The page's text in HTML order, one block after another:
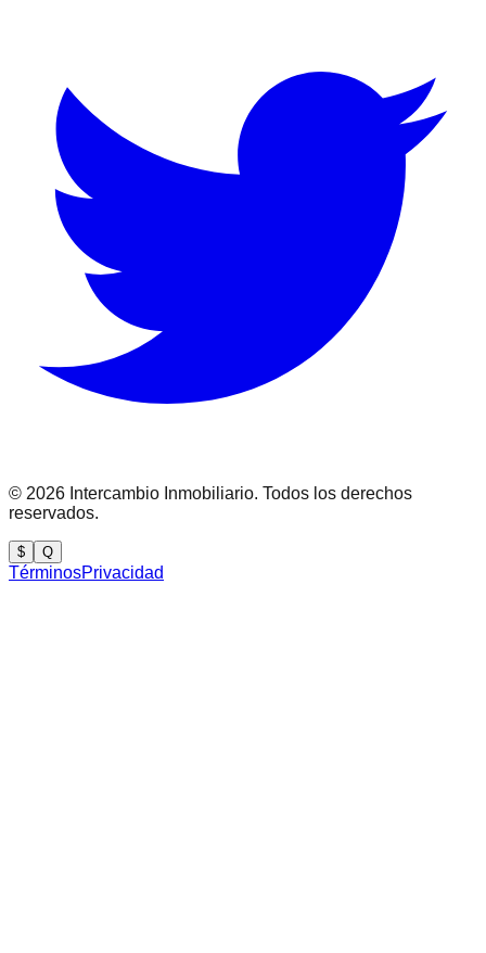
© 2026 Intercambio Inmobiliario. Todos los derechos
reservados.
$ Q
TérminosPrivacidad